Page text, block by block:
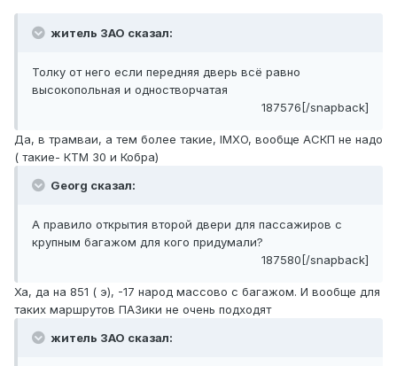
житель ЗАО сказал:
Толку от него если передняя дверь всё равно
высокопольная и одностворчатая
187576[/snapback]
Да, в трамваи, а тем более такие, IMXO, вообще АСКП не надо
( такие- КТМ 30 и Кобра)
Georg сказал:
А правило открытия второй двери для пассажиров с
крупным багажом для кого придумали?
187580[/snapback]
Ха, да на 851 ( э), -17 народ массово с багажом. И вообще для
таких маршрутов ПАЗики не очень подходят
житель ЗАО сказал: